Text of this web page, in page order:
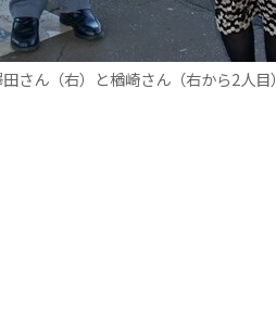
さん（右）と楢崎さん（右から2人目）